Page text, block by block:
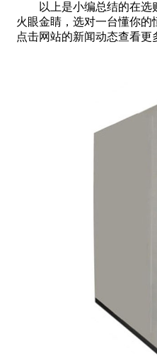
以上是小编总结的在
火眼金睛，选对一台懂你的
点击网站的新闻动态查看更